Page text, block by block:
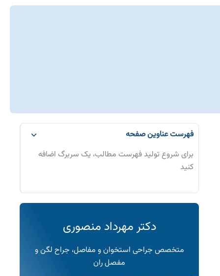
فهرست عناوین صفحه
برای شروع تولید فهرست مطالب، یک سربرگ اضافه
کنید
دکتر مهرداد منصوری
متخصص جراحی استخوان و مفاصل، جراح لگن و
مفصل ران